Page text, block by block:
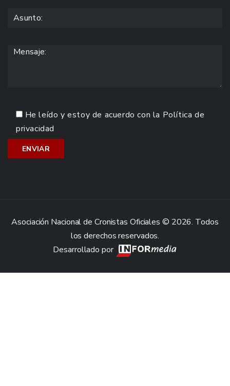
He leído y estoy de acuerdo con la Política de
privacidad
Asociación Nacional de Cronistas Oficiales © 2026. Todos
los derechos reservados.
Desarrollado por